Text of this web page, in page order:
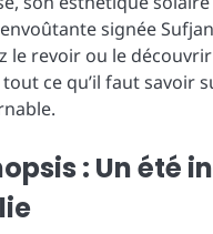
signée
le revoir ou le
ce qu’il faut savoir
: Un été